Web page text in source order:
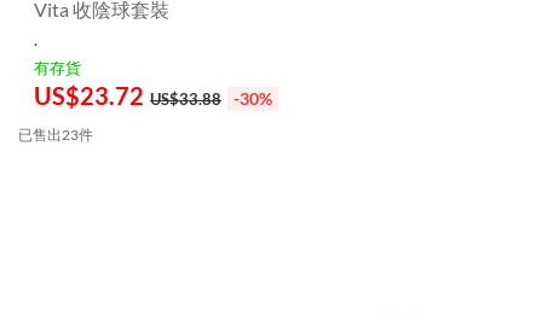
Vita 收陰球套裝
.
有存貨
US$23.72 US$33.88 -30%
已售出23件